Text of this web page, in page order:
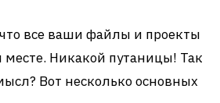
что все ваши файлы и проекты
месте. Никакой путаницы! Так
Вот несколько основных